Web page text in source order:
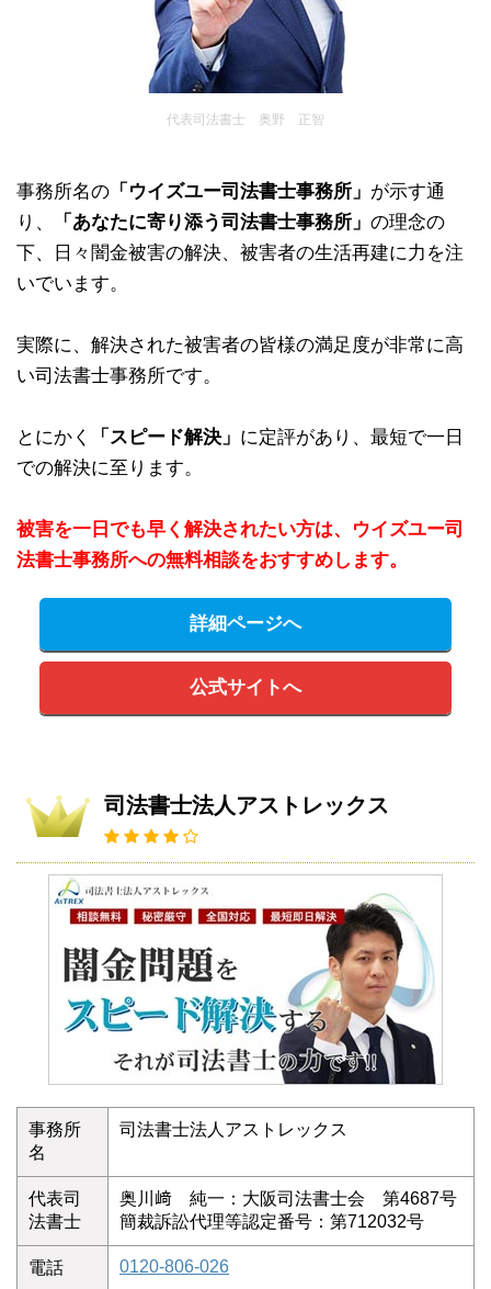
代表司法書士 奥野 正智
事務所名の 「ウイズユー司法書士事務所」 が示す通
り、
「あなたに寄り添う司法書士事務所」 の理念の
下、日々闇金被害の解決、被害者の生活再建に力を注
いでいます。
実際に、解決された被害者の皆様の満足度が非常に高
い司法書士事務所です。
とにかく 「スピード解決」 に定評があり、最短で一日
での解決に至ります。
被害を一日でも早く解決されたい方は、ウイズユー司
法書士事務所への無料相談をおすすめします。
詳細ページへ
公式サイトへ
司法書士法人アストレックス
事務所
名
司法書士法人アストレックス
代表司
法書士
奥川﨑 純一：大阪司法書士会 第4687号
簡裁訴訟代理等認定番号：第712032号
電話 0120-806-026